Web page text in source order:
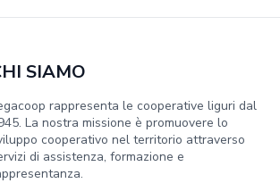
SIAMO
rappresenta le cooperative liguri dal
La nostra missione è promuovere lo
cooperativo nel territorio attraverso
di assistenza, formazione e